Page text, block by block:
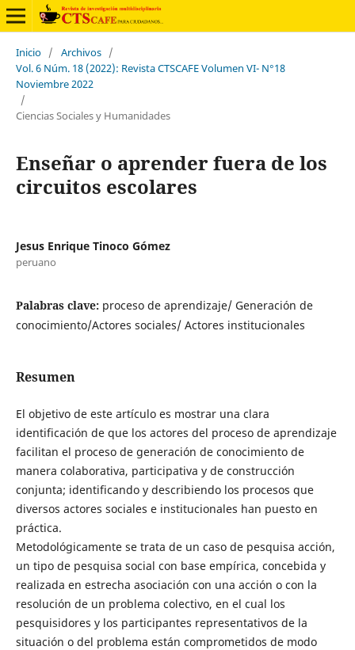
Inicio / Archivos /
Vol. 6 Núm. 18 (2022): Revista CTSCAFE Volumen VI- N°18
Noviembre 2022
/
Ciencias Sociales y Humanidades
Enseñar o aprender fuera de los
circuitos escolares
Jesus Enrique Tinoco Gómez
peruano
Palabras clave: proceso de aprendizaje/ Generación de
conocimiento/Actores sociales/ Actores institucionales
Resumen
El objetivo de este artículo es mostrar una clara
identificación de que los actores del proceso de aprendizaje
facilitan el proceso de generación de conocimiento de
manera colaborativa, participativa y de construcción
conjunta; identificando y describiendo los procesos que
diversos actores sociales e institucionales han puesto en
práctica.
Metodológicamente se trata de un caso de pesquisa acción,
un tipo de pesquisa social con base empírica, concebida y
realizada en estrecha asociación con una acción o con la
resolución de un problema colectivo, en el cual los
pesquisidores y los participantes representativos de la
situación o del problema están comprometidos de modo